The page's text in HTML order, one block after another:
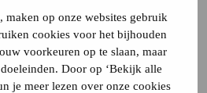
maken op onze websites gebruik
cookies voor het bijhouden
voorkeuren op te slaan, maar
Door op ‘Bekijk alle
je meer lezen over onze cookies
in de maanden met mooi weer. In
biedt de verzekering geen
loopt meestal van 15 december
tot 1 maart (afhankelijk van